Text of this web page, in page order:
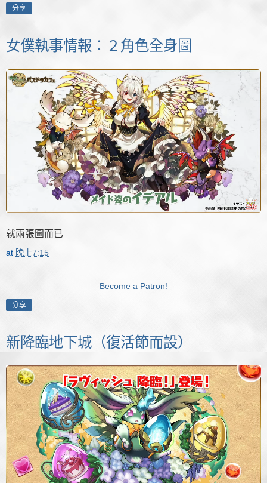
分享
女僕執事情報：２角色全身圖
就兩張圖而已
at 晚上7:15
Become a Patron!
分享
新降臨地下城（復活節而設）